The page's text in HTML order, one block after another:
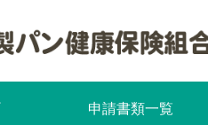
申請書類一覧